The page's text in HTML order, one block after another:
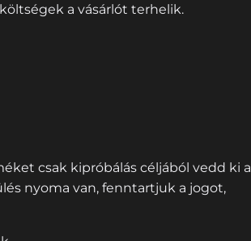
a vásárlót terhelik.
csak kipróbálás céljából vedd ki a
nyoma van, fenntartjuk a jogot,